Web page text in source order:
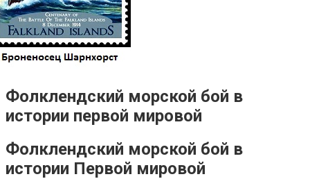
Фолклендский морской бой в
истории первой мировой
Фолклендский морской бой в
истории Первой мировой